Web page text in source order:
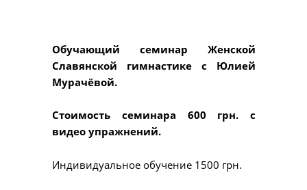
Обучающий семинар Женской
Славянской гимнастике с Юлией
Мурачёвой.
Стоимость семинара 600 грн. с
видео упражнений.
Индивидуальное обучение 1500 грн.